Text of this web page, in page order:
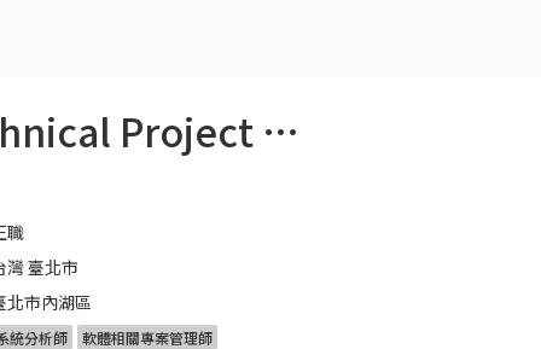
【資訊專才】雲端技術專案管理師TPM/Cloud Technical Project Management
職
灣 臺北市
北市內湖區
統分析師
軟體相關專案管理師